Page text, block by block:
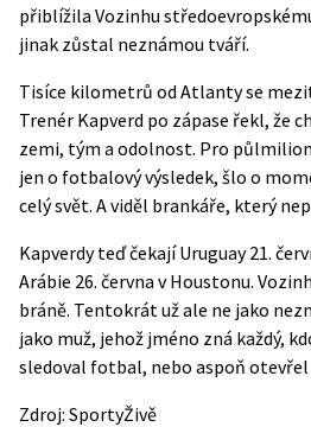
přiblížila Vozinhu
jinak zůstal neznámou tváří.
Tisíce kilometrů od Atlanty se
Trenér Kapverd po zápase řekl, že
zemi, tým a odolnost. Pro
jen o fotbalový výsledek, šlo o
celý svět. A viděl brankáře, který
Kapverdy teď čekají Uruguay 21.
Arábie 26. června v Houstonu.
bráně. Tentokrát už ale ne jako
jako muž, jehož jméno zná každý,
sledoval fotbal, nebo aspoň
Zdroj: SportyŽivě